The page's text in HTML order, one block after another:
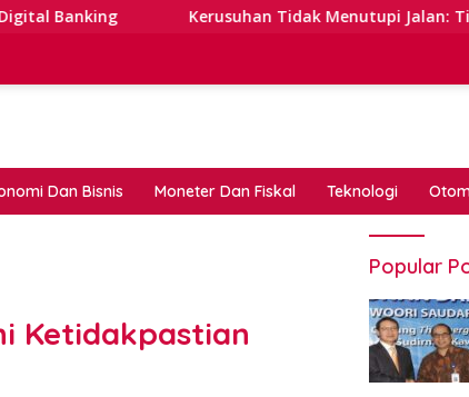
Kerusuhan Tidak Menutupi Jalan: Tips Tanggap
Dan Bisnis Moneter Dan Fiskal Teknologi
Ketidakpastian
Popular